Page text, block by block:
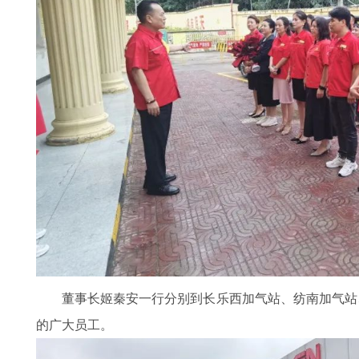
董事长姬秦安一行分别到长乐西加气站、纺南加气
的广大员工。